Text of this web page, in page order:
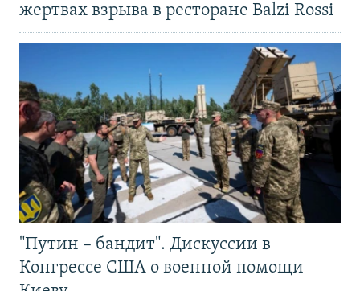
жертвах взрыва в ресторане Balzi Rossi
"Путин – бандит". Дискуссии в
Конгрессе США о военной помощи